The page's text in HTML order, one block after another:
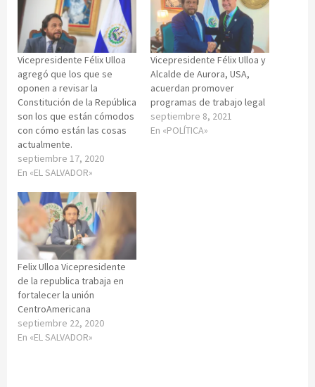
Vicepresidente Félix Ulloa
agregó que los que se
oponen a revisar la
Constitución de la República
son los que están cómodos
con cómo están las cosas
actualmente.
septiembre 17, 2020
En «EL SALVADOR»
Vicepresidente Félix Ulloa y
Alcalde de Aurora, USA,
acuerdan promover
programas de trabajo legal
septiembre 8, 2021
En «POLÍTICA»
Felix Ulloa Vicepresidente
de la republica trabaja en
fortalecer la unión
CentroAmericana
septiembre 22, 2020
En «EL SALVADOR»